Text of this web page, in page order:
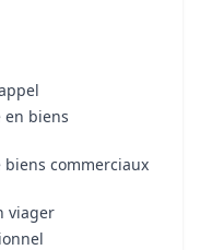
en biens
commerciaux
viager